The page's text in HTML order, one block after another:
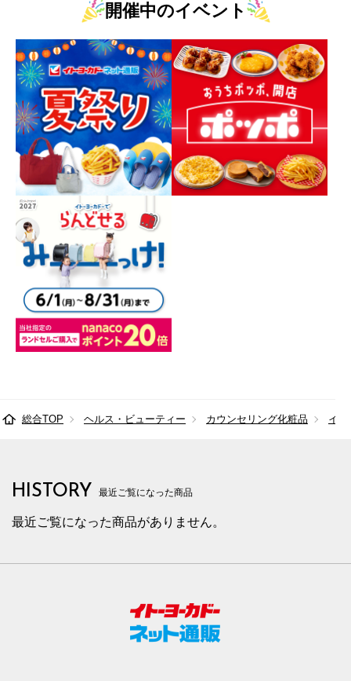
開催中のイベント
総合TOP ヘルス・ビューティー カウンセリング化粧品 イ
HISTORY 最近ご覧になった商品
最近ご覧になった商品がありません。